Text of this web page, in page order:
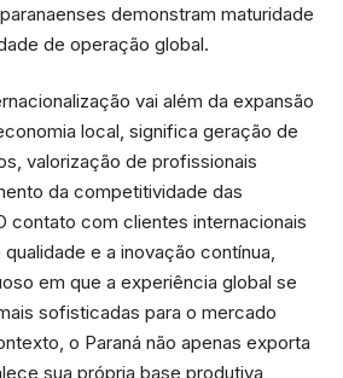
demonstram maturidade
de operação global.
vai além da expansão
local, significa geração de
valorização de profissionais
da competitividade das
contato com clientes internacionais
e a inovação contínua,
em que a experiência global se
sofisticadas para o mercado
o Paraná não apenas exporta
sua própria base produtiva,